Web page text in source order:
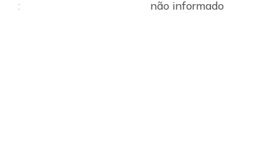
: não informado